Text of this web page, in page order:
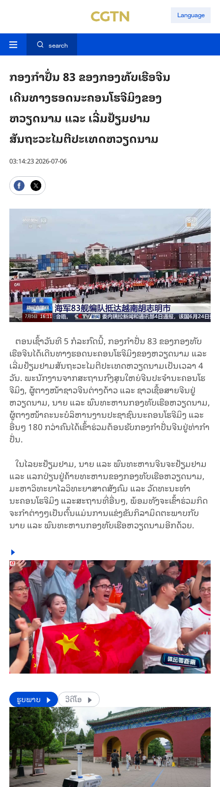
Language
search
ກອງກໍາປັ່ນ 83 ຂອງກອງທັບເຮືອຈີນ
ເດີນທາງຮອດນະຄອນໂຮຈີມິງຂອງ
ຫວຽດນາມ ແລະ ເລີ່ມຢ້ຽມຢາມ
ສັນຖະວະໄມຕີປະເທດຫວຽດນາມ
03:14:23 2026-07-06
ຕອນເຊົ້າວັນທີ 5 ກໍລະກົດນີ້, ກອງກໍາປັ່ນ 83 ຂອງກອງທັບ
ເຮືອຈີນໄດ້ເດີນທາງຮອດນະຄອນໂຮຈີມິງຂອງຫວຽດນາມ ແລະ
ເລີ່ມຢ້ຽມຢາມສັນຖະວະໄມຕີປະເທດຫວຽດນາມເປັນເວລາ 4
ວັນ. ພະນັກງານຈາກສະຖານ​ກົງ​ສຸນໃຫຍ່ຈີນປະຈໍານະຄອນໂຮ
ຈີມິງ, ຜູ້ຕາງໜ້າຊາວຈີນຕ່າງດ້າວ ແລະ ຊາວເຊື້ອສາຍຈີນຢູ່
ຫວຽດນາມ, ນາຍ ແລະ ພົນທະຫານກອງທັບເຮືອຫວຽດນາມ,
ຜູ້ຕາງໜ້າຄະນະບໍລິຫານງານປະຊາຊົນນະຄອນໂຮຈີມິງ ແລະ
ອື່ນໆ 180 ກວ່າຄົນໄດ້ເຂົ້າຮ່ວມຕ້ອນຮັບກອງກໍາປັ່ນຈີນຢູ່ທ່າກໍາ
ປັ່ນ.
ໃນໄລຍະຢ້ຽມຢາມ, ນາຍ ແລະ ພົນທະຫານຈີນຈະຢ້ຽມຢາມ
ແລະ ແລກປ່ຽນຢູ່ຄ້າຍທະຫານຂອງກອງທັບເຮືອຫວຽດນາມ,
ມະຫາວິທະຍາໄລວິທະຍາສາດສັງຄົມ ແລະ ວັດທະນະທໍາ
ນະຄອນໂຮຈີມິງ ແລະສະຖານທີ່ອື່ນໆ, ພ້ອມທັງຈະເຂົ້າຮ່ວມກິດ
ຈະກໍາຕ່າງໆເປັນຕົ້ນແມ່ນການແຂ່ງຂັນກິລາມິດຕະພາບກັບ
ນາຍ ແລະ ພົນທະຫານກອງທັບເຮືອຫວຽດນາມອີກດ້ວຍ.
​​ຮູບພາບ ວີດີໂອ